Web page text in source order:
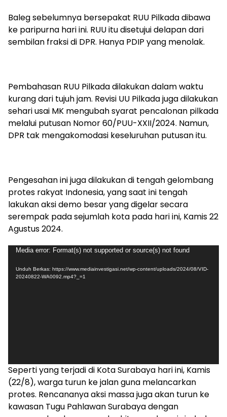
Baleg sebelumnya bersepakat RUU Pilkada dibawa
ke paripurna hari ini. RUU itu disetujui delapan dari
sembilan fraksi di DPR. Hanya PDIP yang menolak.
Pembahasan RUU Pilkada dilakukan dalam waktu
kurang dari tujuh jam. Revisi UU Pilkada juga dilakukan
sehari usai MK mengubah syarat pencalonan pilkada
melalui putusan Nomor 60/PUU-XXII/2024. Namun,
DPR tak mengakomodasi keseluruhan putusan itu.
Pengesahan ini juga dilakukan di tengah gelombang
protes rakyat Indonesia, yang saat ini tengah
lakukan aksi demo besar yang digelar secara
serempak pada sejumlah kota pada hari ini, Kamis 22
Agustus 2024.
Pemutar
Media error: Format(s) not supported or source(s) not found
Unduh Berkas: https://www.mediainvestigasi.net/wp-content/uploads/2024/08/VID-
20240822-WA0092.mp4?_=1
Seperti yang terjadi di Kota Surabaya hari ini, Kamis
(22/8), warga turun ke jalan guna melancarkan
protes. Rencananya aksi massa juga akan turun ke
kawasan Tugu Pahlawan Surabaya dengan